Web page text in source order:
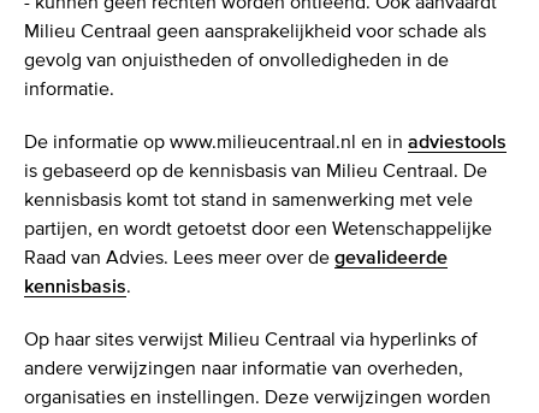
Milieu Centraal geen aansprakelijkheid voor schade als
gevolg van onjuistheden of onvolledigheden in de
informatie.
De informatie op www.milieucentraal.nl en in adviestools
is gebaseerd op de kennisbasis van Milieu Centraal. De
kennisbasis komt tot stand in samenwerking met vele
partijen, en wordt getoetst door een Wetenschappelijke
Raad van Advies. Lees meer over de gevalideerde
kennisbasis.
Op haar sites verwijst Milieu Centraal via hyperlinks of
andere verwijzingen naar informatie van overheden,
organisaties en instellingen. Deze verwijzingen worden